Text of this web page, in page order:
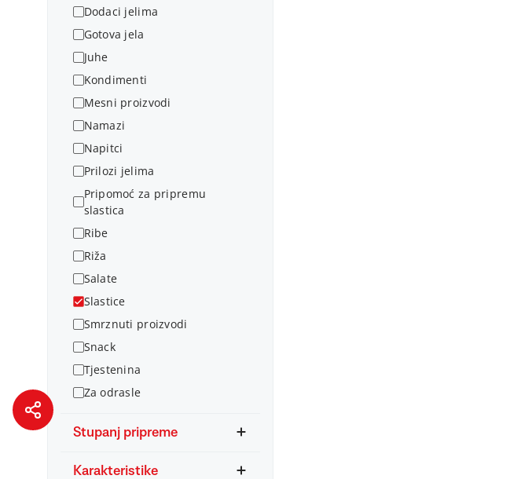
Dodaci jelima
Gotova jela
Juhe
Kondimenti
Mesni proizvodi
Namazi
Napitci
Prilozi jelima
Pripomoć za pripremu
slastica
Ribe
Riža
Salate
Slastice
Smrznuti proizvodi
Snack
Tjestenina
Za odrasle
Stupanj pripreme
Karakteristike